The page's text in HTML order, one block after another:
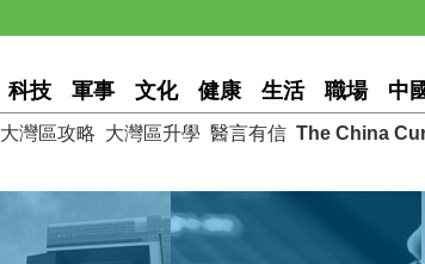
科技 軍事 文化 健康 生活 職場 中
大灣區攻略 大灣區升學 醫言有信 The China